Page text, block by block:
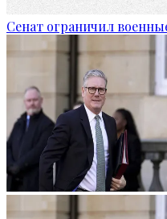
Сенат ограничил